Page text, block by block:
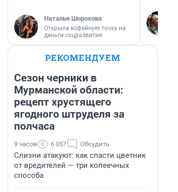
Наталья Шорохова
Открыла кофейную точку на
деньги соцразвития
РЕКОМЕНДУЕМ
Сезон черники в
Мурманской области:
рецепт хрустящего
ягодного штруделя за
полчаса
9 часов 6 057 Обсудить
Слизни атакуют: как спасти цветник
от вредителей — три копеечных
способа